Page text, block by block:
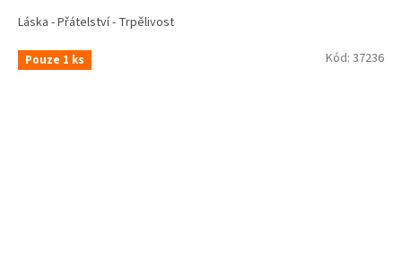
Láska - Přátelství - Trpělivost
Pouze 1 ks Kód: 37236